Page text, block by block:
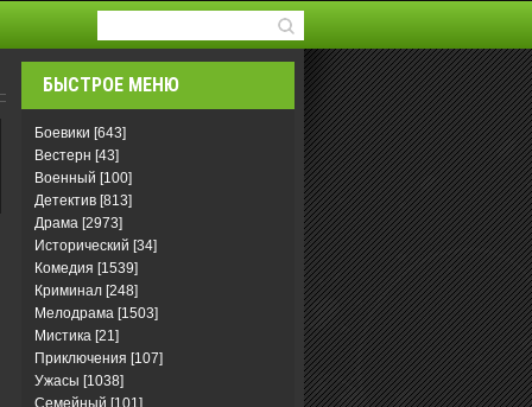
БЫСТРОЕ МЕНЮ
Боевики [643]
Вестерн [43]
Военный [100]
Детектив [813]
Драма [2973]
Исторический [34]
Комедия [1539]
Криминал [248]
Мелодрама [1503]
Мистика [21]
Приключения [107]
Ужасы [1038]
Семейный [101]